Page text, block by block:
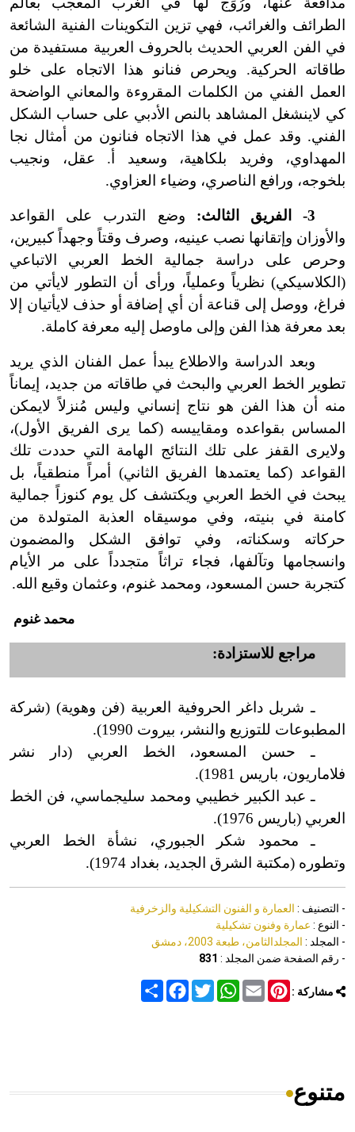
الطرائف والغرائب، فهي تزين التكوينات الفنية الشائعة
في الفن العربي الحديث بالحروف العربية مستفيدة من
طاقاته الحركية. ويحرص فنانو هذا الاتجاه على خلو
العمل الفني من الكلمات المقروءة والمعاني الواضحة
كي لاينشغل المشاهد بالنص الأدبي على حساب الشكل
الفني. وقد عمل في هذا الاتجاه فنانون من أمثال نجا
المهداوي، وفريد بلكاهية، وسعيد أ. عقل، ونجيب
بلخوجه، ورافع الناصري، وضياء العزاوي.
3
-الفريق الثالث: وضع التدرب على القواعد
والأوزان وإتقانها نصب عينيه، وصرف وقتاً وجهداً كبيرين،
وحرص على دراسة جمالية الخط العربي الاتباعي
(الكلاسيكي) نظرياً وعملياً، ورأى أن التطور لايأتي من
فراغ، ووصل إلى قناعة أن أي إضافة أو حذف لايأتيان إلا
بعد معرفة هذا الفن وإلى ماوصل إليه معرفة كاملة.
وبعد الدراسة والاطلاع يبدأ عمل الفنان الذي يريد
تطوير الخط العربي والبحث في طاقاته من جديد، إيماناً
منه أن هذا الفن هو نتاج إنساني وليس مُنزلاً لايمكن
المساس بقواعده ومقاييسه (كما يرى الفريق الأول)،
ولايرى القفز على تلك النتائج الهامة التي حددت تلك
القواعد (كما يعتمدها الفريق الثاني) أمراً منطقياً، بل
يبحث في الخط العربي ويكتشف كل يوم كنوزاً جمالية
كامنة في بنيته، وفي موسيقاه العذبة المتولدة من
حركاته وسكناته، وفي توافق الشكل والمضمون
وانسجامها وتآلفها، فجاء تراثاً متجدداً على مر الأيام
كتجربة حسن المسعود، ومحمد غنوم، وعثمان وقيع الله.
محمد غنوم
مراجع للاستزادة:
ـ شربل داغر الحروفية العربية (فن وهوية) (شركة
المطبوعات للتوزيع والنشر، بيروت 1990).
ـ حسن المسعود، الخط العربي (دار نشر
فلاماريون، باريس 1981).
ـ عبد الكبير خطيبي ومحمد سليجماسي، فن الخط
العربي (باريس 1976).
ـ محمود شكر الجبوري، نشأة الخط العربي
وتطوره (مكتبة الشرق الجديد، بغداد 1974).
- التصنيف : العمارة و الفنون التشكيلية والزخرفية
- النوع : عمارة وفنون تشكيلية
- المجلد : المجلدالثامن، طبعة 2003، دمشق
- رقم الصفحة ضمن المجلد : 831
مشاركة : Share
FacebookTwitter
WhatsAppEmail
Pinterest
متنوع